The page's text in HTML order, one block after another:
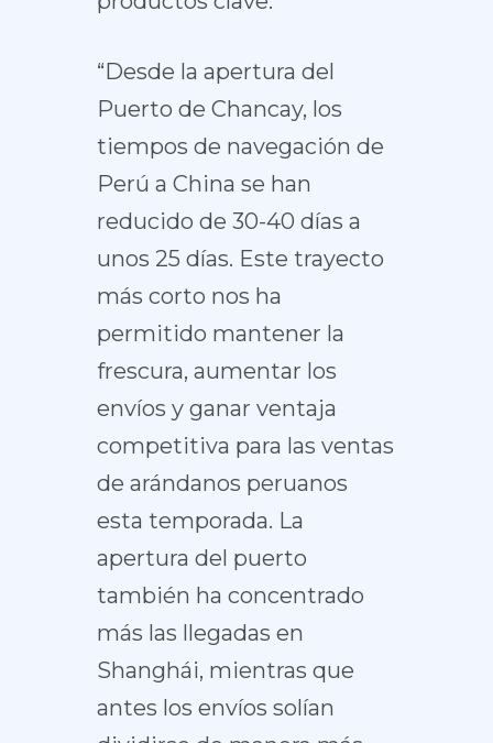
“Desde la apertura del
Puerto de Chancay, los
tiempos de navegación de
Perú a China se han
reducido de 30-40 días a
unos 25 días. Este trayecto
más corto nos ha
permitido mantener la
frescura, aumentar los
envíos y ganar ventaja
competitiva para las ventas
de arándanos peruanos
esta temporada. La
apertura del puerto
también ha concentrado
más las llegadas en
Shanghái, mientras que
antes los envíos solían